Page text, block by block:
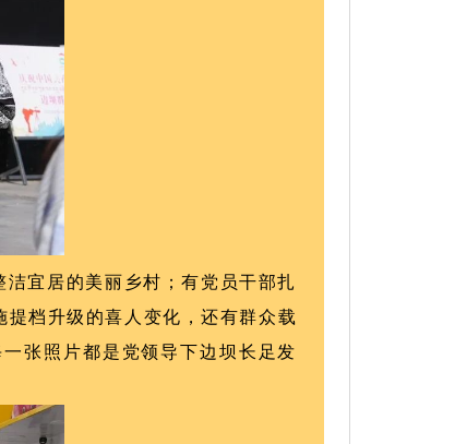
宜居的美丽乡村；有党员干部扎
档升级的喜人变化，还有群众载
张照片都是党领导下边坝长足发